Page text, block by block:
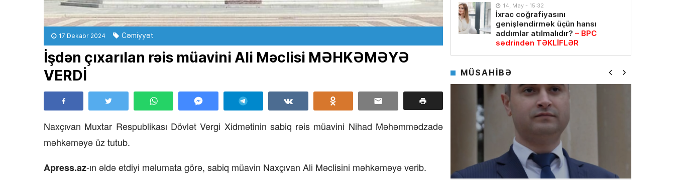
17 Dekabr 2024 Cəmiyyət
İşdən çıxarılan rəis müavini Ali Məclisi MƏHKƏMƏYƏ
VERDİ
Naxçıvan Muxtar Respublikası Dövlət Vergi Xidmətinin sabiq rəis müavini Nihad Məhəmmədzadə
məhkəməyə üz tutub.
Apress.az-ın əldə etdiyi məlumata görə, sabiq müavin Naxçıvan Ali Məclisini məhkəməyə verib.
14, May - 15:32
İxrac coğrafiyasını
genişləndirmək üçün hansı
addımlar atılmalıdır? – BPC
sədrindən TƏKLİFLƏR
MÜSAHİBƏ